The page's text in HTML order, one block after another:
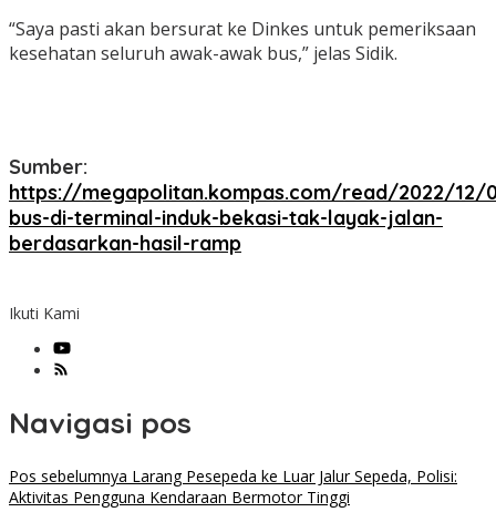
“Saya pasti akan bersurat ke Dinkes untuk pemeriksaan
kesehatan seluruh awak-awak bus,” jelas Sidik.
Sumber:
https://megapolitan.kompas.com/read/2022/12/
bus-di-terminal-induk-bekasi-tak-layak-jalan-
berdasarkan-hasil-ramp
Ikuti Kami
Navigasi pos
Pos sebelumnya Larang Pesepeda ke Luar Jalur Sepeda, Polisi:
Aktivitas Pengguna Kendaraan Bermotor Tinggi